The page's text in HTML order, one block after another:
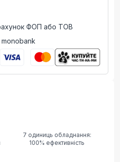
ФОП або ТОВ
7 одиниць обладнання:
100% ефективність